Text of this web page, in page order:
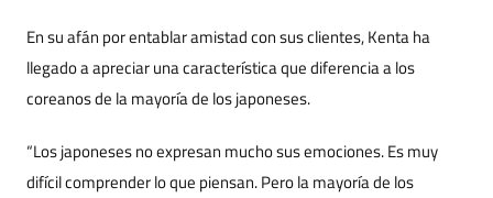
En su afán por entablar amistad con sus clientes, Kenta ha
llegado a apreciar una característica que diferencia a los
coreanos de la mayoría de los japoneses.
“Los japoneses no expresan mucho sus emociones. Es muy
difícil comprender lo que piensan. Pero la mayoría de los